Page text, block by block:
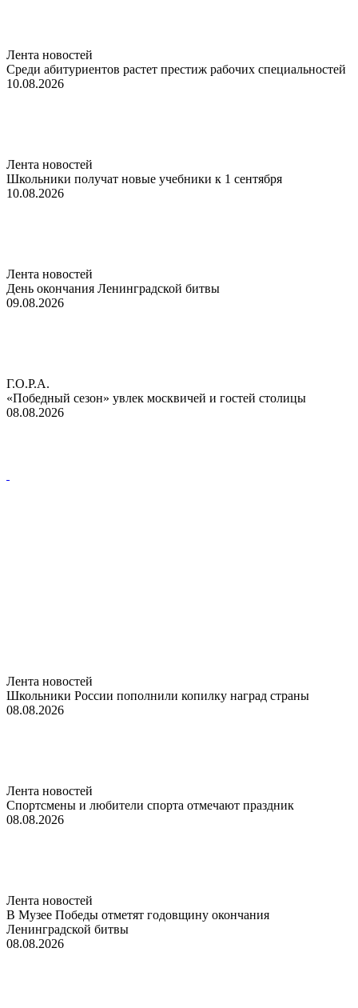
Лента новостей
Среди абитуриентов растет престиж рабочих специальностей
10.08.2026
Лента новостей
Школьники получат новые учебники к 1 сентября
10.08.2026
Лента новостей
День окончания Ленинградской битвы
09.08.2026
Г.О.Р.А.
«Победный сезон» увлек москвичей и гостей столицы
08.08.2026
Лента новостей
Школьники России пополнили копилку наград страны
08.08.2026
Лента новостей
Спортсмены и любители спорта отмечают праздник
08.08.2026
Лента новостей
В Музее Победы отметят годовщину окончания
Ленинградской битвы
08.08.2026